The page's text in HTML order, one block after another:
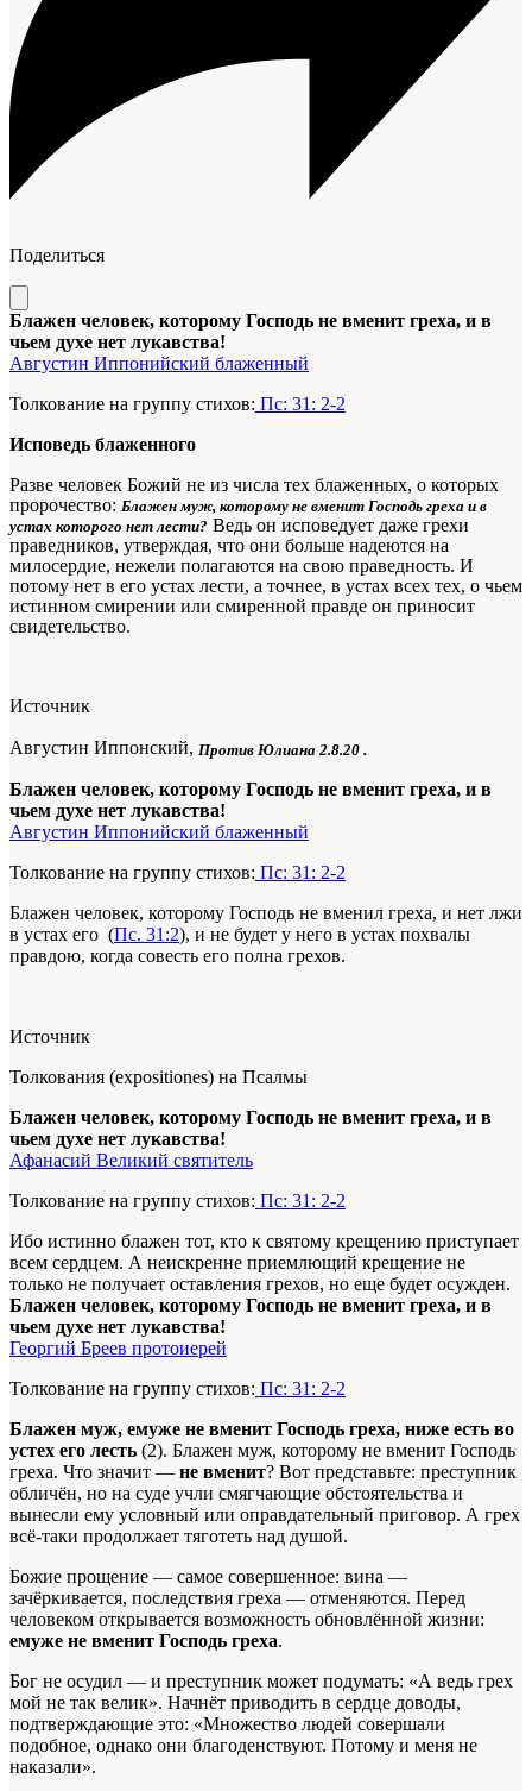
Поделиться
Блажен человек, которому Господь не вменит греха, и в
чьем духе нет лукавства!
Августин Иппонийский блаженный
Толкование на группу стихов: Пс: 31: 2-2
Исповедь блаженного
Разве человек Божий не из числа тех блаженных, о которых
пророчество: Блажен муж, которому не вменит Господь греха и в
устах которого нет лести? Ведь он исповедует даже грехи
праведни­ков, утверждая, что они больше наде­ются на
милосердие, нежели полага­ются на свою праведность. И
потому нет в его устах лести, а точнее, в устах всех тех, о чьем
истинном смирении или смиренной правде он приносит
свидетельство.
Источник
Августин Иппонский, Против Юлиана 2.8.20 .
Блажен человек, которому Господь не вменит греха, и в
чьем духе нет лукавства!
Августин Иппонийский блаженный
Толкование на группу стихов: Пс: 31: 2-2
Блажен человек, которому Господь не вменил греха, и нет лжи
в устах его (Пс. 31:2), и не будет у него в устах похвалы
правдою, когда совесть его полна грехов.
Источник
Толкования (expositiones) на Псалмы
Блажен человек, которому Господь не вменит греха, и в
чьем духе нет лукавства!
Афанасий Великий святитель
Толкование на группу стихов: Пс: 31: 2-2
Ибо истинно блажен тот, кто к святому крещению приступает
всем сердцем. А неискренне приемлющий крещение не
только не получает оставления грехов, но еще будет осужден.
Блажен человек, которому Господь не вменит греха, и в
чьем духе нет лукавства!
Георгий Бреев протоиерей
Толкование на группу стихов: Пс: 31: 2-2
Блажен муж, емуже не вменит Господь греха, ниже есть во
устех его лесть (2). Блажен муж, которому не вменит Господь
греха. Что значит — не вменит? Вот представьте: преступник
обличён, но на суде учли смягчающие обстоятельства и
вынесли ему условный или оправдательный приговор. А грех
всё-таки продолжает тяготеть над душой.
Божие прощение — самое совершенное: вина —
зачёркивается, последствия греха — отменяются. Перед
человеком открывается возможность обновлённой жизни:
емуже не вменит Господь греха.
Бог не осудил — и преступник может подумать: «А ведь грех
мой не так велик». Начнёт приводить в сердце доводы,
подтверждающие это: «Множество людей совершали
подобное, однако они благоденствуют. Потому и меня не
наказали».